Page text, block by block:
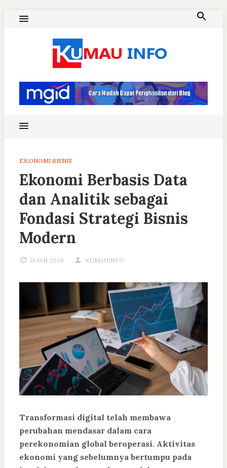
EKONOMI BISNIS
Ekonomi Berbasis Data
dan Analitik sebagai
Fondasi Strategi Bisnis
Modern
19 JAN 2026 KUMAUINFO
Transformasi digital telah membawa
perubahan mendasar dalam cara
perekonomian global beroperasi. Aktivitas
ekonomi yang sebelumnya bertumpu pada